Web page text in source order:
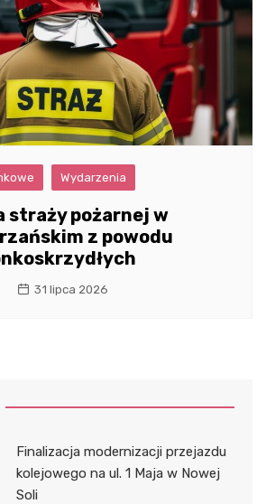
Wydarzenia
straży pożarnej w
z powodu
31 lipca 2026
Finalizacja modernizacji przejazdu
kolejowego na ul. 1 Maja w Nowej
Soli